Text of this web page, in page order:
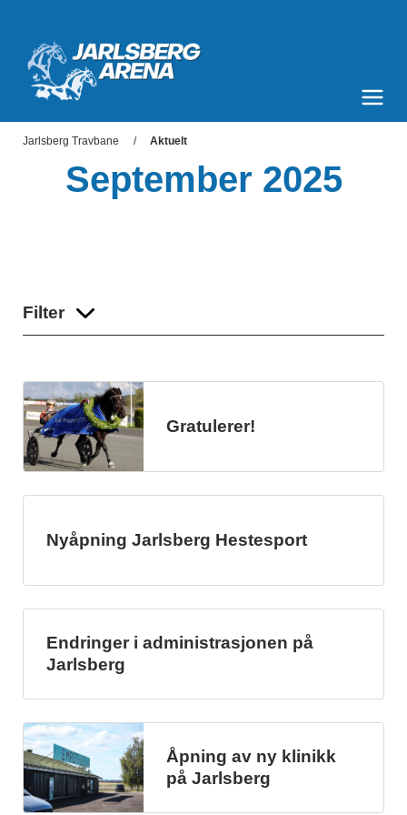
Jarlsberg Travbane Aktuelt
September 2025
Filter
Gratulerer!
Nyåpning Jarlsberg Hestesport
Endringer i administrasjonen på
Jarlsberg
Åpning av ny klinikk
på Jarlsberg